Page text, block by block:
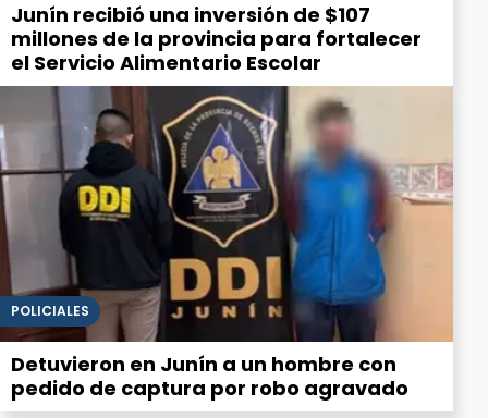
Junín recibió una inversión de $107
millones de la provincia para fortalecer
el Servicio Alimentario Escolar
POLICIALES
Detuvieron en Junín a un hombre con
pedido de captura por robo agravado